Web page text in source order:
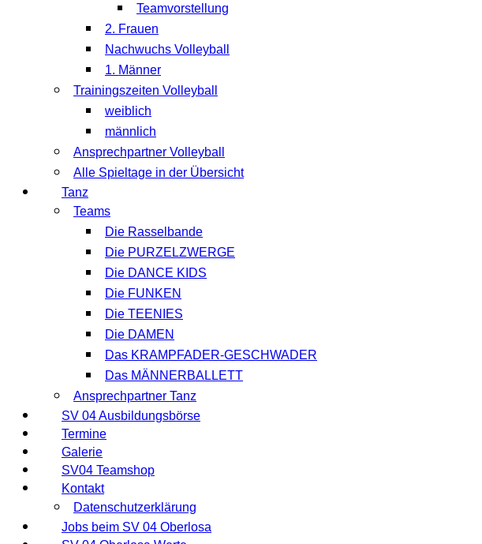
Teamvorstellung
2. Frauen
Nachwuchs Volleyball
1. Männer
Trainingszeiten Volleyball
weiblich
männlich
Ansprechpartner Volleyball
Alle Spieltage in der Übersicht
Tanz
Teams
Die Rasselbande
Die PURZELZWERGE
Die DANCE KIDS
Die FUNKEN
Die TEENIES
Die DAMEN
Das KRAMPFADER-GESCHWADER
Das MÄNNERBALLETT
Ansprechpartner Tanz
SV 04 Ausbildungsbörse
Termine
Galerie
SV04 Teamshop
Kontakt
Datenschutzerklärung
Jobs beim SV 04 Oberlosa